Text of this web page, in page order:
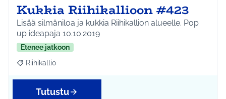
Kukkia Riihikallioon #423
Lisää silmäniloa ja kukkia Riihikallion alueelle. Pop
up ideapaja 10.10.2019
Etenee jatkoon
Rajaa tulokset aihepiirin mukaan: Riihikallio
Riihikallio
Tutustu